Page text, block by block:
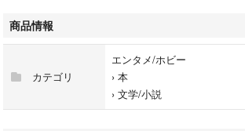
商品情報
カテゴリ
エンタメ/ホビー
› 本
› 文学/小説